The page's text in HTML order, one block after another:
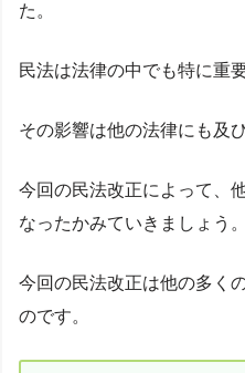
た。
民法は法律の中でも特に重
その影響は他の法律にも及び
今回の民法改正によって、
なったかみていきましょう。
今回の民法改正は他の多く
のです。